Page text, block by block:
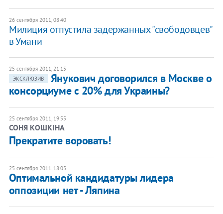
26 сентября 2011, 08:40
Милиция отпустила задержанных "свободовцев"
в Умани
25 сентября 2011, 21:15
ЭКСКЛЮЗИВ
​Янукович договорился в Москве о
консорциуме с 20% для Украины?
25 сентября 2011, 19:55
СОНЯ КОШКІНА
Прекратите воровать!
25 сентября 2011, 18:05
Оптимальной кандидатуры лидера
оппозиции нет - Ляпина